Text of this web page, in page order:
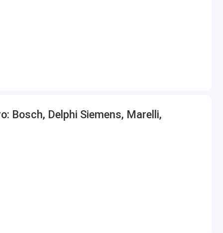
Bosch, Delphi Siemens, Marelli,